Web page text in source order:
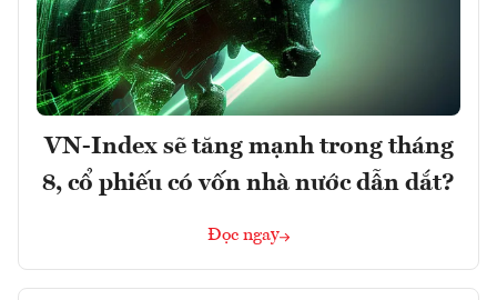
VN-Index sẽ tăng mạnh trong tháng
8, cổ phiếu có vốn nhà nước dẫn dắt?
Đọc ngay